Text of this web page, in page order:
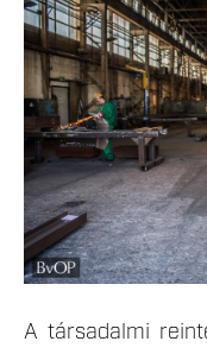
A társadalmi